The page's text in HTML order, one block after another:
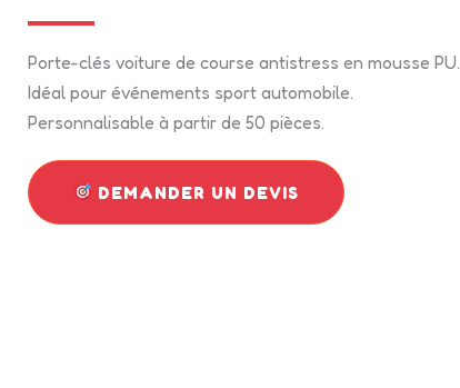
Porte-clés voiture de course antistress en mousse PU.
Idéal pour événements sport automobile.
Personnalisable à partir de 50 pièces.
DEMANDER UN DEVIS